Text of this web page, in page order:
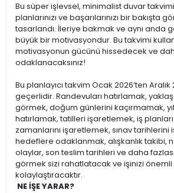
Bu süper işlevsel, minimalist duvar
planlarınızı ve başarılarınızı bir bakışta
tasarlandı. İleriye bakmak ve aynı anda
büyük bir motivasyondur. Bu takvimi
motivasyonun gücünü hissedecek ve
odaklanacaksınız!
Bu planlayıcı takvim Ocak 2026’ten
geçerlidir. Randevuları hatırlamak,
görmek, doğum günlerini kaçırmamak,
hatırlamak, tatilleri işaretlemek, iş
zamanlarını işaretlemek, sınav
hedeflere odaklanmak, alışkanlık takibi,
olaylar, son teslim tarihleri ve daha fazlası
görmek sizi rahatlatacak ve işinizi
kolaylaştıracaktır.
NE İŞE YARAR?